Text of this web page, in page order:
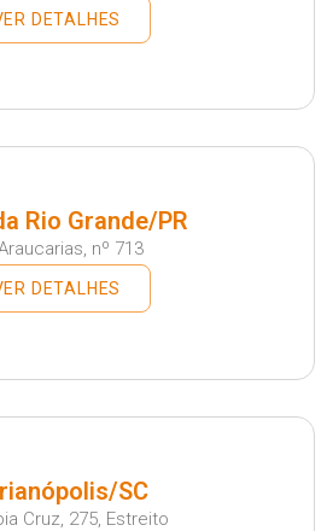
DETALHES
Rio Grande/PR
nº 713
DETALHES
SC
Cruz, 275, Estreito